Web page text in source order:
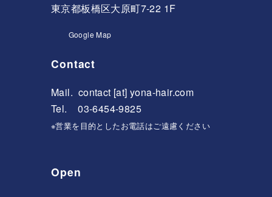
東京都板橋区大原町7-22 1F
Google Map
Contact
Mail. contact [at] yona-hair.com
Tel. 03-6454-9825
※営業を目的としたお電話はご遠慮ください
Open